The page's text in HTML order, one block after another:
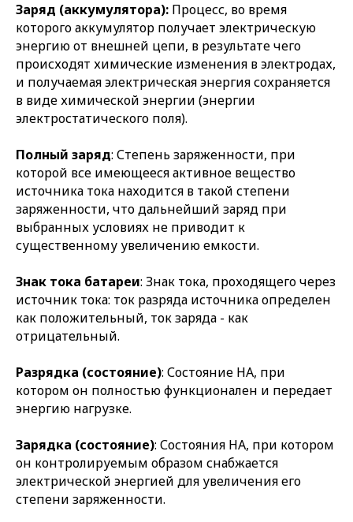
Заряд (аккумулятора): Процесс, во время
которого аккумулятор получает электрическую
энергию от внешней цепи, в результате чего
происходят химические изменения в электродах,
и получаемая электрическая энергия сохраняется
в виде химической энергии (энергии
электростатического поля).
Полный заряд: Степень заряженности, при
которой все имеющееся активное вещество
источника тока находится в такой степени
заряженности, что дальнейший заряд при
выбранных условиях не приводит к
существенному увеличению емкости.
Знак тока батареи: Знак тока, проходящего через
источник тока: ток разряда источника определен
как положительный, ток заряда - как
отрицательный.
Разрядка (состояние): Состояние НА, при
котором он полностью функционален и передает
энергию нагрузке.
Зарядка (состояние): Состояния НА, при котором
он контролируемым образом снабжается
электрической энергией для увеличения его
степени заряженности.